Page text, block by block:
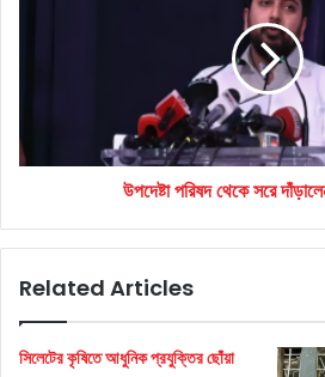
উপদেষ্টা পরিষদ থেকে সরে
Related Articles
সিলেটের কৃষিতে আধুনিক প্রযুক্তির ছোঁয়া